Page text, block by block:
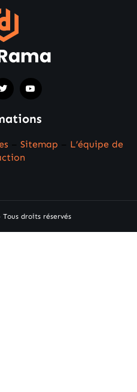
Sitemap
L’équipe de
droits réservés